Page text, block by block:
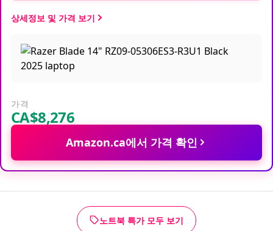
상세정보 및 가격 보기
가격
CA$8,276
Amazon.ca에서 가격 확인
노트북 특가 모두 보기